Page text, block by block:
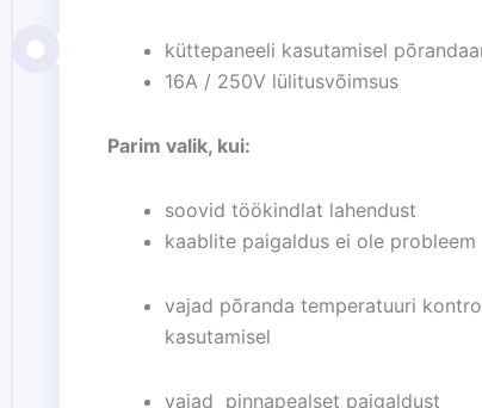
küttepaneeli kasutamisel
16A / 250V lülitusvõimsus
Parim valik, kui:
soovid töökindlat lahendust
kaablite paigaldus ei ole probleem
vajad põranda temperatuuri
kasutamisel
vajad pinnapealset paigaldust